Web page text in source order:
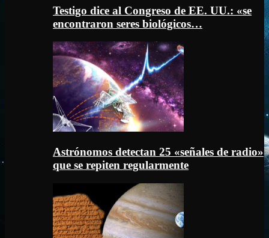
Testigo dice al Congreso de EE. UU.: «se
encontraron seres biológicos…
Astrónomos detectan 25 «señales de radio»
que se repiten regularmente